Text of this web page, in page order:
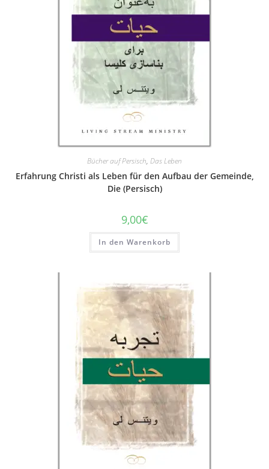
Bücher auf Persisch, Das Leben
Erfahrung Christi als Leben für den Aufbau der Gemeinde,
Die (Persisch)
9,00€
In den Warenkorb